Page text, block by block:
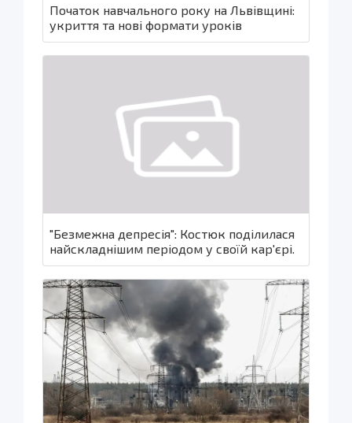
Початок навчального року на Львівщині:
укриття та нові формати уроків
"Безмежна депресія": Костюк поділилася
найскладнішим періодом у своїй кар'єрі.